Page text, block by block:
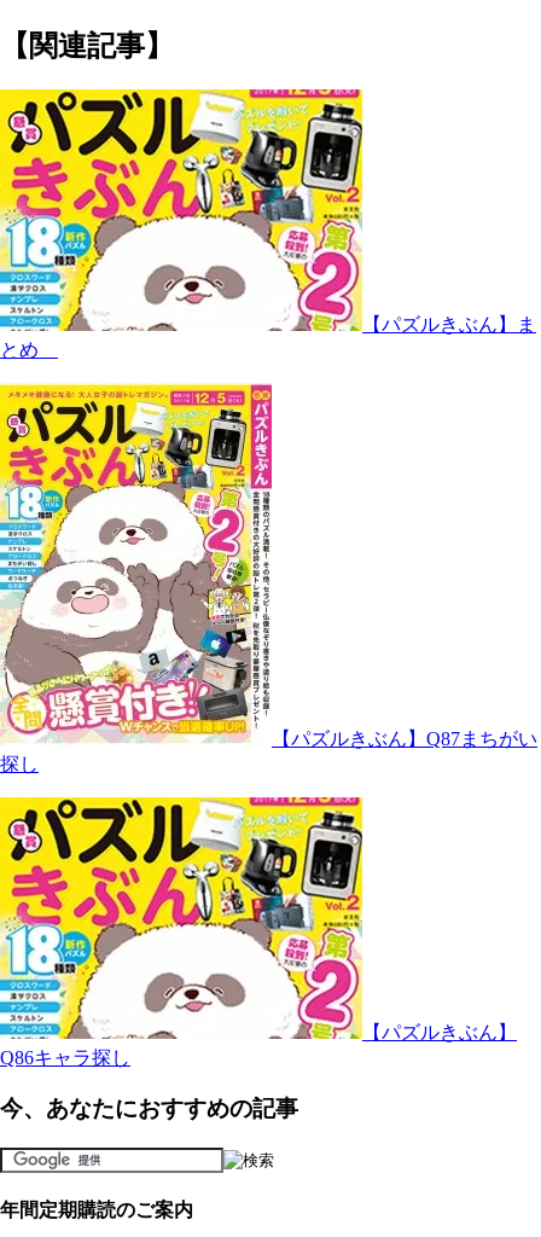
【関連記事】
【パズルきぶん】ま
とめ
【パズルきぶん】Q87まちがい
探し
【パズルきぶん】
Q86キャラ探し
今、あなたにおすすめの記事
年間定期購読のご案内